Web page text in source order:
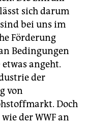
sich darum
bei uns im
Förderung
Bedingungen
angeht.
der
von
Doch
der WWF an